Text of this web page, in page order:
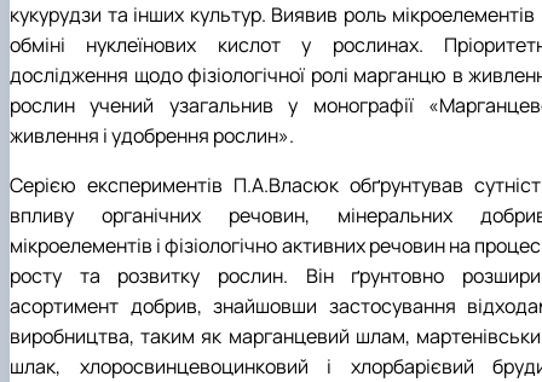
кукурудзи та інших культур. Виявив роль мікроелементів
обміні нуклеїнових кислот у рослинах.
дослідження щодо фізіологічної ролі марганцю в
рослин учений узагальнив у монографії
живлення і удобрення рослин».
Серією експериментів П.А.Власюк обґрунтував
впливу органічних речовин, мінеральних
мікроелементів і фізіологічно активних речовин на
росту та розвитку рослин. Він ґрунтовно
асортимент добрив, знайшовши застосування
виробництва, таким як марганцевий шлам,
шлак, хлоросвинцевоцинковий і хлорбарієвий